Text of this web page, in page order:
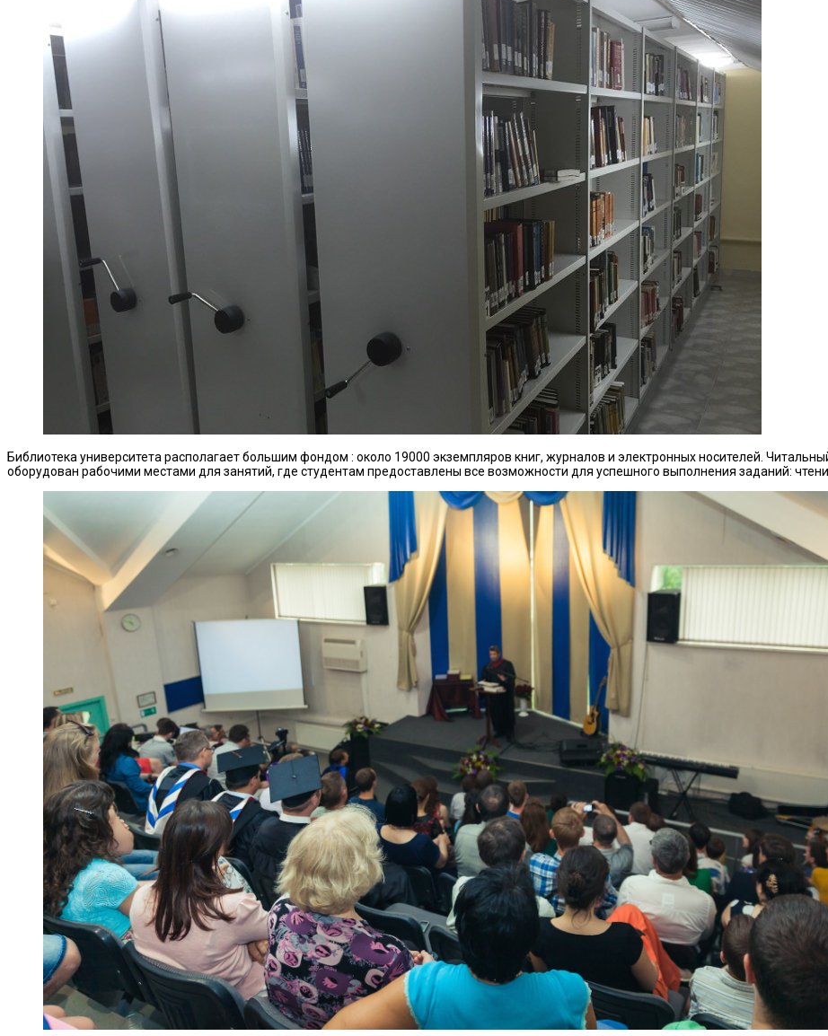
Библиотека университета располагает большим фондом : около 19000 экземпляров книг, журналов и электронных носителей.
оборудован рабочими местами для занятий, где студентам предоставлены все возможности для успешного выполнения заданий: